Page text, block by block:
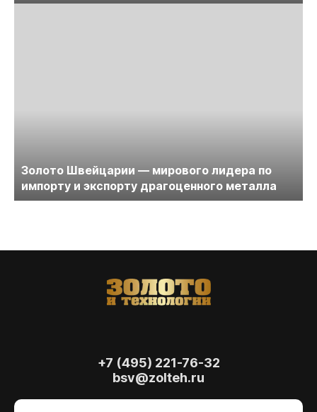
Золото Швейцарии — мирового лидера по
импорту и экспорту драгоценного металла
+7 (495) 221-76-32
bsv@zolteh.ru